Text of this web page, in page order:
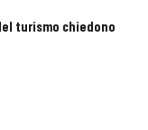
turismo chiedono